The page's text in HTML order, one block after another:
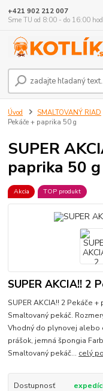
+421 902 212 007
Sme TU od 8:00 - do 16:00 hod
Úvod SMALTOVANÝ RIAD
Pekáče + paprika 50 g
SUPER
paprika 50 g
Akcia TOP produkt
SUPER AKCIA!! 2
SUPER AKCIA!! 2 Pekáče
Smaltovaný pekáč.
Vhodný do plynovej alebo
prášok, jemná špongia
Smaltovaný pekáč... celý
Dostupnosť